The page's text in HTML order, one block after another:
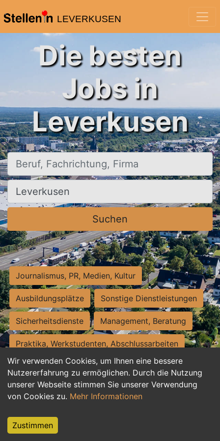
LEVERKUSEN
Wir verwenden Cookies, um Ihnen eine bessere
Nutzererfahrung zu ermöglichen. Durch die Nutzung
unserer Webseite stimmen Sie unserer Verwendung
von Cookies zu. Mehr Informationen
Zustimmen
Die besten
Jobs in
Leverkusen
Beruf, Fachrichtung, Firma
Ort, Stadt
Suchen
Journalismus, PR, Medien, Kultur
Ausbildungsplätze Sonstige Dienstleistungen
Sicherheitsdienste Management, Beratung
Praktika, Werkstudenten, Abschlussarbeiten
Personalwesen Assistenz, Sekretariat
Hilfskräfte, Aushilfs- und Nebenjobs
Weiterbildung, Studium, duale Ausbildung